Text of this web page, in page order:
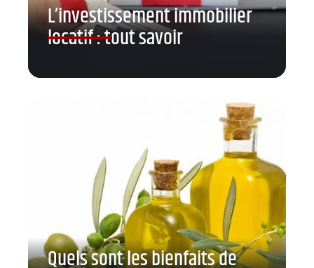
L’investissement immobilier
locatif : tout savoir
Quels sont les bienfaits de